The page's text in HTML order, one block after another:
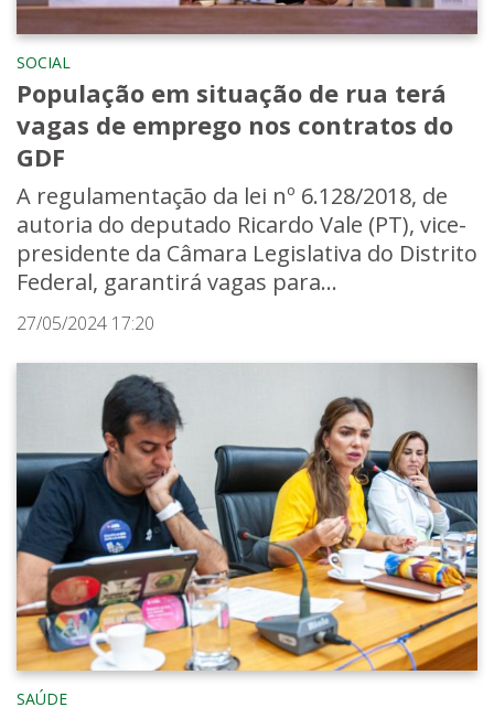
SOCIAL
População em situação de rua terá
vagas de emprego nos contratos do
GDF
A regulamentação da lei nº 6.128/2018, de
autoria do deputado Ricardo Vale (PT), vice-
presidente da Câmara Legislativa do Distrito
Federal, garantirá vagas para...
27/05/2024 17:20
SAÚDE